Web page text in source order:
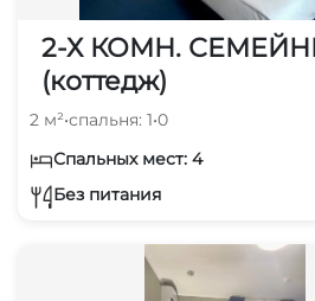
2-Х КОМН.
(коттедж)
2 м²•спальня: 1•0
Спальных мест: 4
Без питания